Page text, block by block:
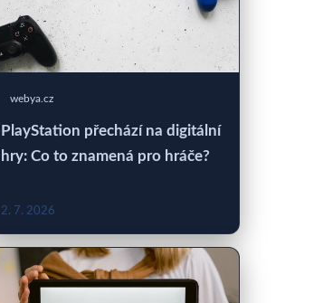
webya.cz
PlayStation přechází na digitální
hry: Co to znamená pro hráče?
2. 7. 2026